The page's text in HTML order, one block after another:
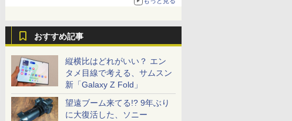
おすすめ記事
縦横比はどれがいい？ エン
タメ目線で考える、サムスン
新「Galaxy Z Fold」
望遠ブーム来てる!? 9年ぶり
に大復活した、ソニー